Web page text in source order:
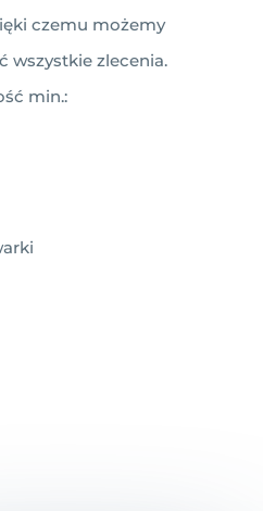
czemu możemy
wszystkie zlecenia.
min.: